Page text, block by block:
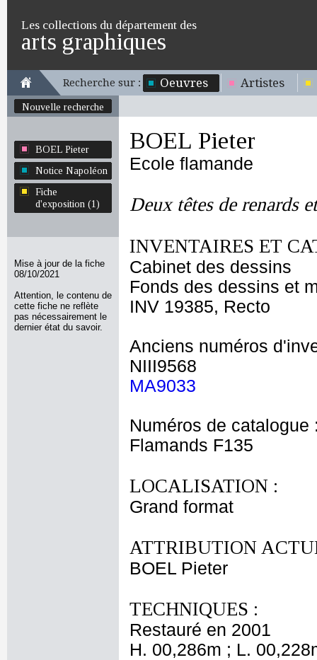
Les collections du département des
arts graphiques
Recherche sur : Oeuvres Artistes
Nouvelle recherche
BOEL Pieter
Notice Napoléon
Fiche
d'exposition (1)
Mise à jour de la fiche
08/10/2021
Attention, le contenu de
cette fiche ne reflète
pas nécessairement le
dernier état du savoir.
BOEL Pieter
Ecole flamande
Deux têtes de renards
INVENTAIRES ET
Cabinet des dessins
Fonds des dessins et
INV 19385, Recto
Anciens numéros
NIII9568
MA9033
Numéros de catalogue
Flamands F135
LOCALISATION :
Grand format
ATTRIBUTION
BOEL Pieter
TECHNIQUES :
Restauré en 2001
H. 00,286m ; L.